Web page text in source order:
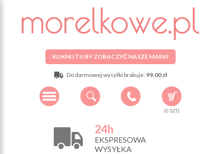
KLIKNIJ TU BY ZOBACZYĆ NASZE MARKI
Do darmowej wysyłki brakuje: 99.00 zł
(0 SZT.)
24h
EKSPRESOWA
WYSYŁKA